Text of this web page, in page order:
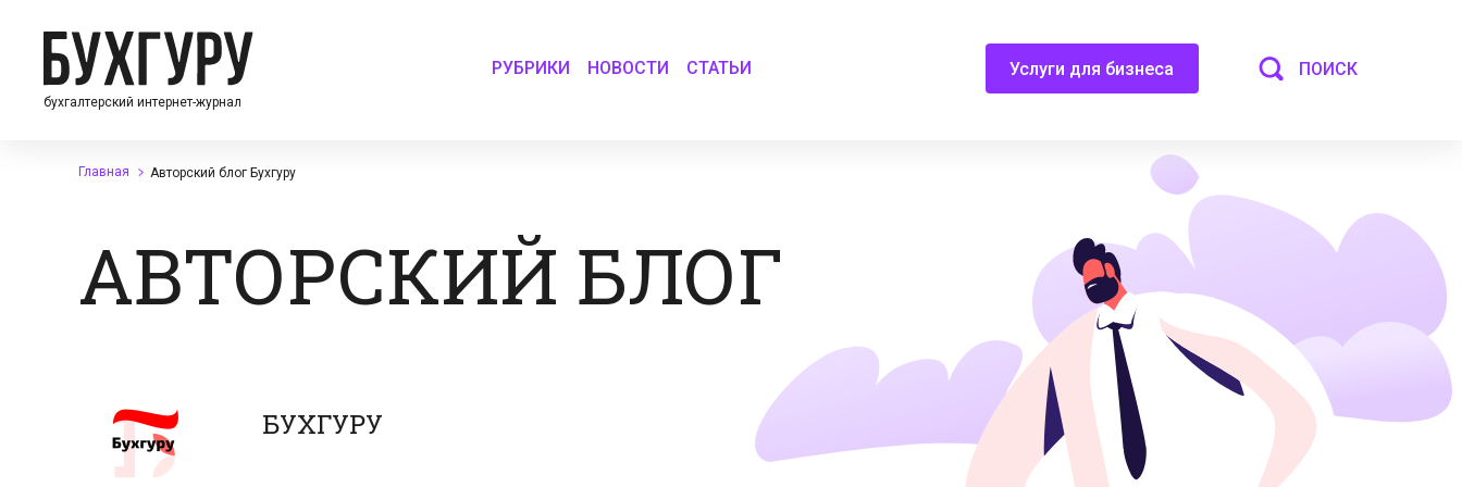
бухгалтерский интернет-журнал
РУБРИКИ НОВОСТИ СТАТЬИ Услуги для бизнеса ПОИСК
Главная Авторский блог Бухгуру
АВТОРСКИЙ БЛОГ
БУХГУРУ